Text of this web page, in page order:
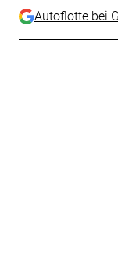
Autoflotte bei